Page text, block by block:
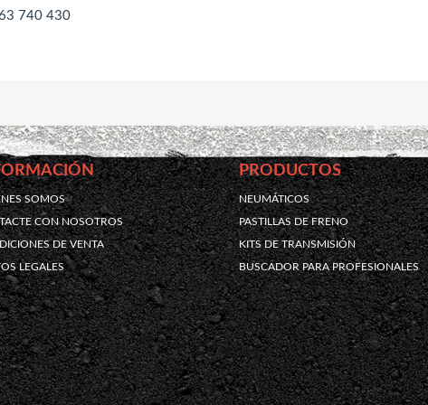
740 430
SOMOS
CON NOSOTROS
DE VENTA
LEGALES
PRODUCTOS
NEUMÁTICOS
PASTILLAS DE FRENO
KITS DE TRANSMISIÓN
BUSCADOR PARA PROFESIONALES